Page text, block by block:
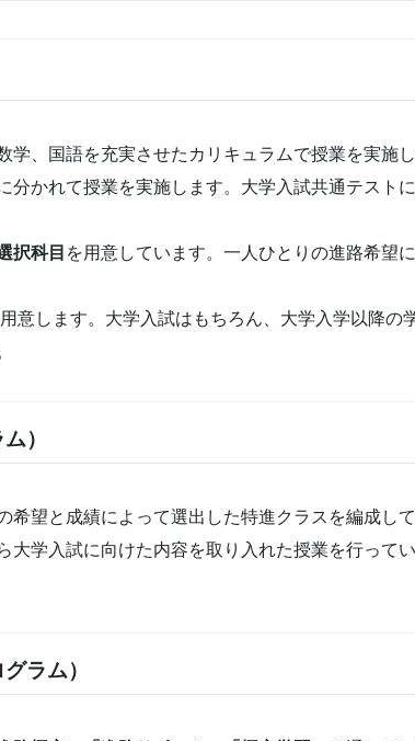
、国語を充実させたカリキュラムで授業を実施し
分かれて授業を実施します。大学入試共通テスト
択科目 を用意しています。一人ひとりの進路希望
します。大学入試はもちろん、大学入学以降の
）
望と成績によって選出した特進クラスを編成して
学入試に向けた内容を取り入れた授業を行って
ラム）